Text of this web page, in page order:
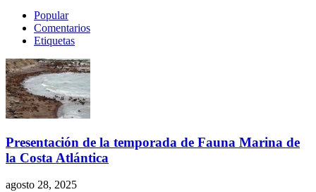
Popular
Comentarios
Etiquetas
Presentación de la temporada de Fauna Marina de
la Costa Atlántica
agosto 28, 2025